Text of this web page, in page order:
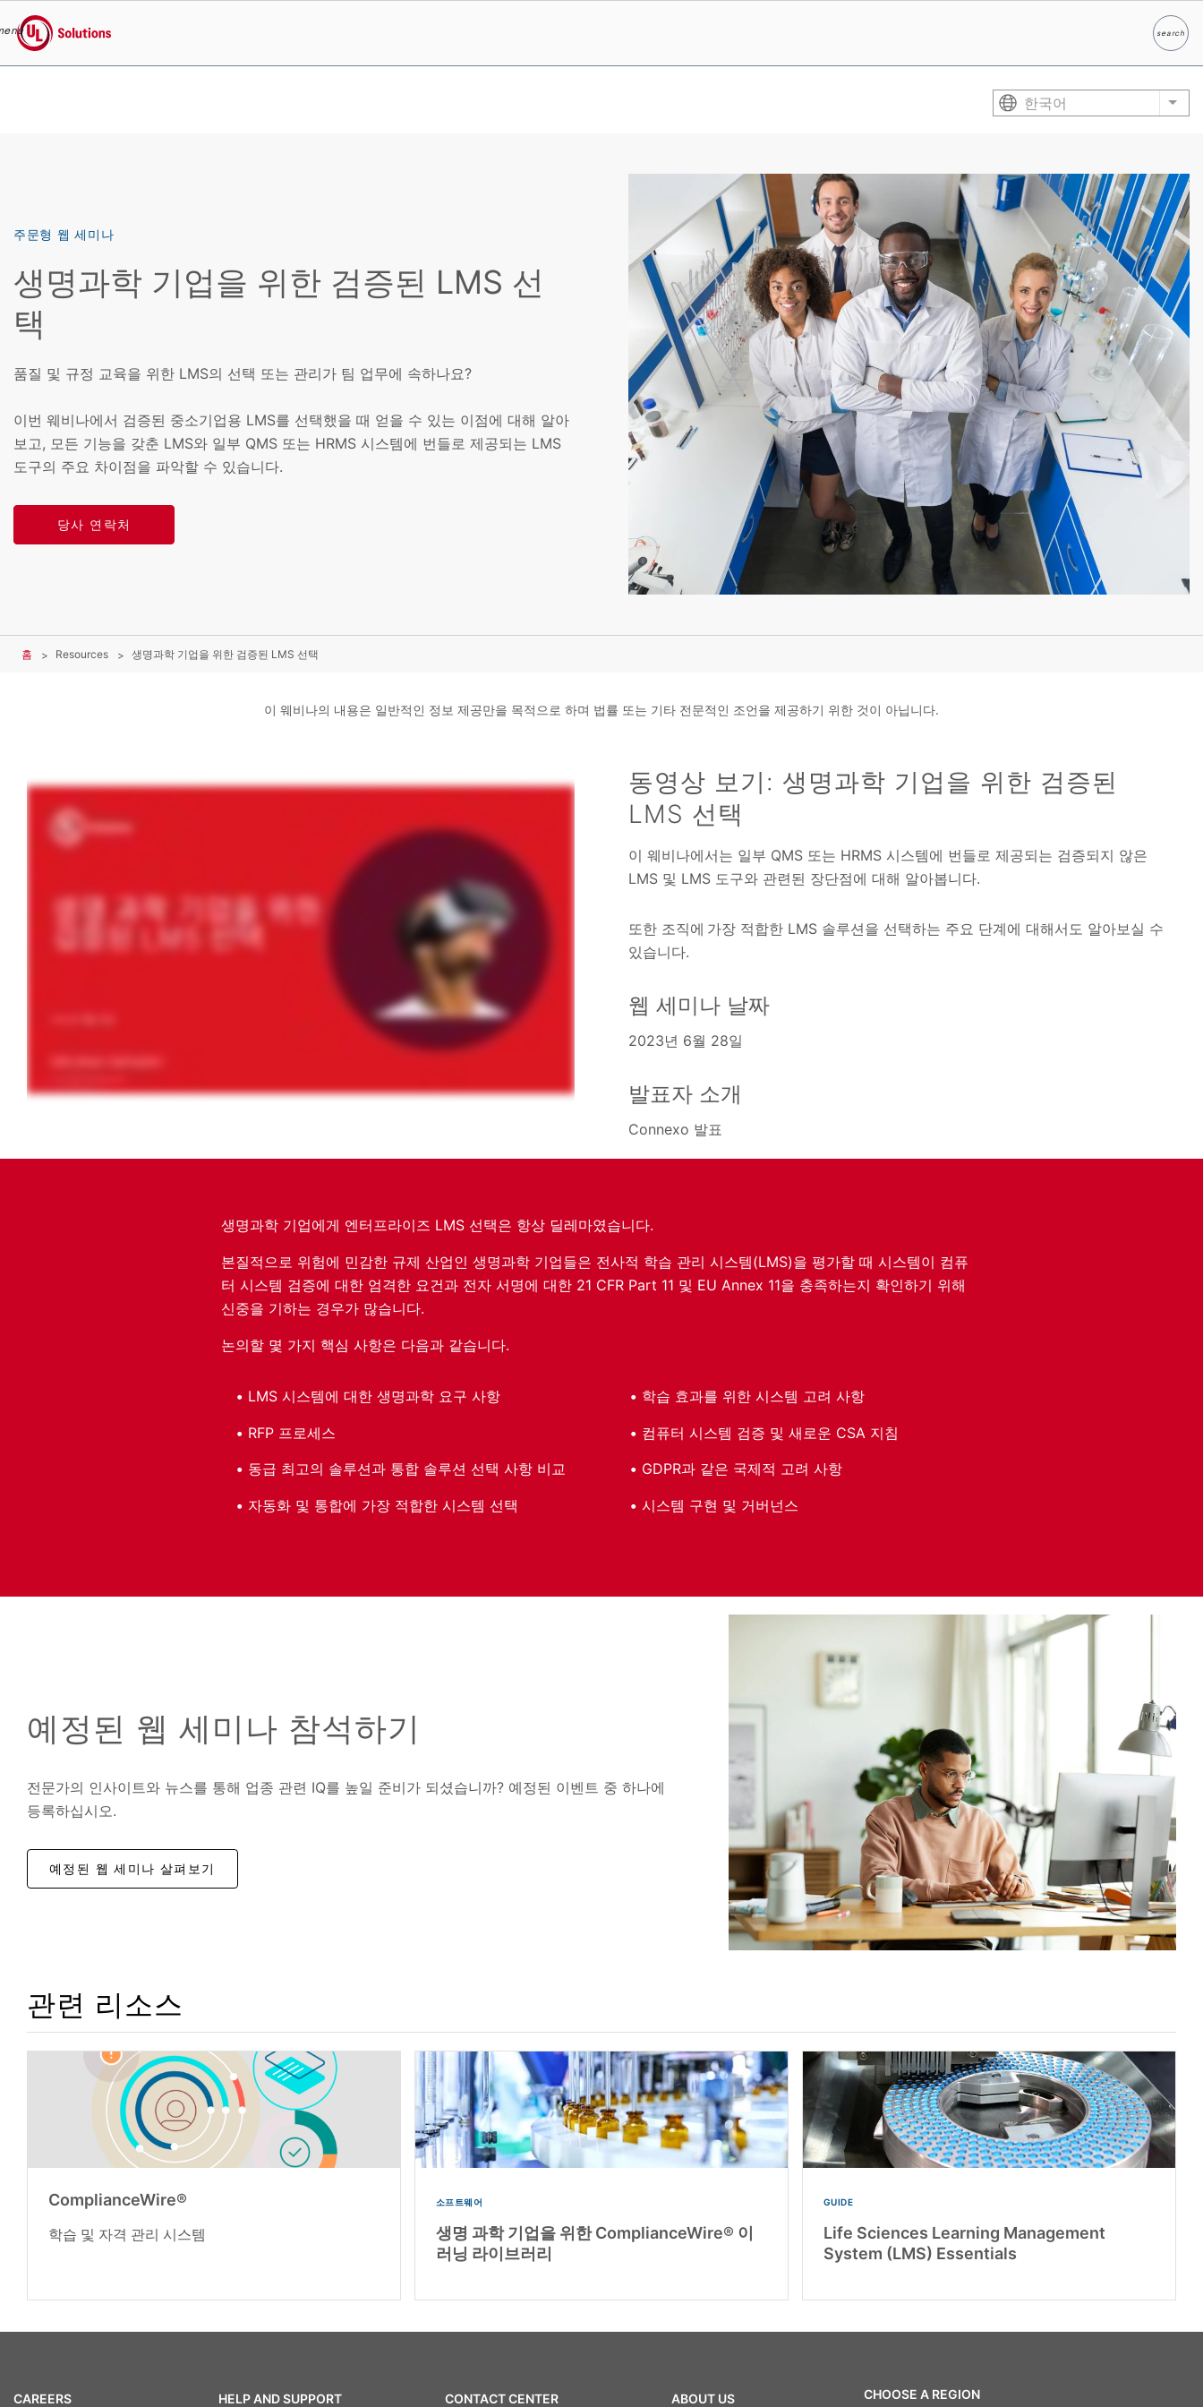
UL Solutions
search
찾다
한국어 List
주문형 웹 세미나
생명과학 기업을 위한 검증된 LMS 선
택
품질 및 규정 교육을 위한 LMS의 선택 또는 관리가 팀 업무에 속하나요?
이번 웨비나에서 검증된 중소기업용 LMS를 선택했을 때 얻을 수 있는 이점에 대해 알아
보고, 모든 기능을 갖춘 LMS와 일부 QMS 또는 HRMS 시스템에 번들로 제공되는 LMS
도구의 주요 차이점을 파악할 수 있습니다.
당사 연락처
홈 Resources 생명과학 기업을 위한 검증된 LMS 선택
이 웨비나의 내용은 일반적인 정보 제공만을 목적으로 하며 법률 또는 기타 전문적인 조언을 제공하기 위한 것이 아닙니다.
동영상 보기: 생명과학 기업을 위한 검증된
LMS 선택
이 웨비나에서는 일부 QMS 또는 HRMS 시스템에 번들로 제공되는 검증되지 않은
LMS 및 LMS 도구와 관련된 장단점에 대해 알아봅니다.
또한 조직에 가장 적합한 LMS 솔루션을 선택하는 주요 단계에 대해서도 알아보실 수
있습니다.
웹 세미나 날짜
2023년 6월 28일
발표자 소개
Connexo 발표
생명과학 기업에게 엔터프라이즈 LMS 선택은 항상 딜레마였습니다.
본질적으로 위험에 민감한 규제 산업인 생명과학 기업들은 전사적 학습 관리 시스템(LMS)을 평가할 때 시스템이 컴퓨
터 시스템 검증에 대한 엄격한 요건과 전자 서명에 대한 21 CFR Part 11 및 EU Annex 11을 충족하는지 확인하기 위해
신중을 기하는 경우가 많습니다.
논의할 몇 가지 핵심 사항은 다음과 같습니다.
LMS 시스템에 대한 생명과학 요구 사항
RFP 프로세스
동급 최고의 솔루션과 통합 솔루션 선택 사항 비교
자동화 및 통합에 가장 적합한 시스템 선택
학습 효과를 위한 시스템 고려 사항
컴퓨터 시스템 검증 및 새로운 CSA 지침
GDPR과 같은 국제적 고려 사항
시스템 구현 및 거버넌스
예정된 웹 세미나 참석하기
전문가의 인사이트와 뉴스를 통해 업종 관련 IQ를 높일 준비가 되셨습니까? 예정된 이벤트 중 하나에
등록하십시오.
예정된 웹 세미나 살펴보기
관련 리소스
ComplianceWire®
학습 및 자격 관리 시스템
소프트웨어
생명 과학 기업을 위한 ComplianceWire® 이
러닝 라이브러리
GUIDE
Life Sciences Learning Management
System (LMS) Essentials
CAREERS HELP AND SUPPORT CONTACT CENTER ABOUT US CHOOSE A REGION